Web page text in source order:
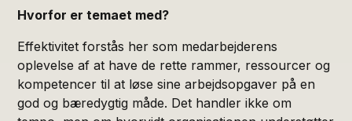
Hvorfor er temaet med?
Effektivitet forstås her som medarbejderens
oplevelse af at have de rette rammer, ressourcer og
kompetencer til at løse sine arbejdsopgaver på en
god og bæredygtig måde. Det handler ikke om